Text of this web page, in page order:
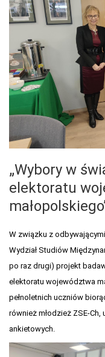
„Wybory w
elektoratu
W związku z
Wydział Studiów
po raz drugi) projekt
elektoratu województwa
pełnoletnich uczniów
również młodzież ZSE-
ankietowych.